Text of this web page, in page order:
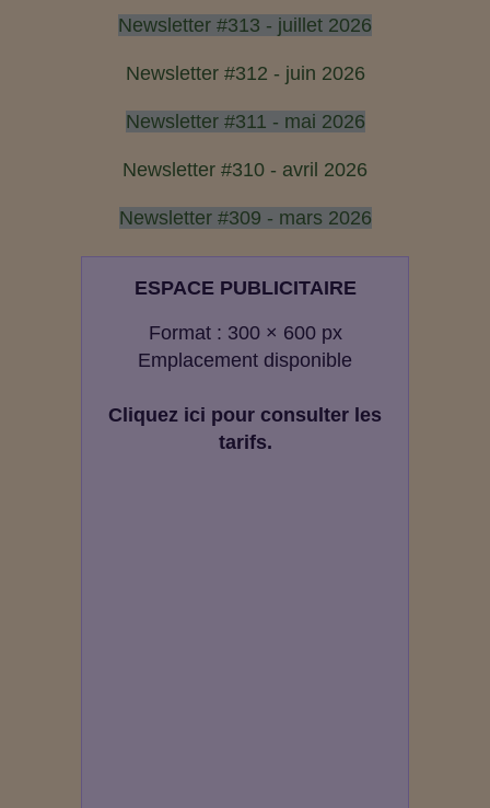
Newsletter #313 - juillet 2026
Newsletter #312 - juin 2026
Newsletter #311 - mai 2026
Newsletter #310 - avril 2026
Newsletter #309 - mars 2026
ESPACE PUBLICITAIRE
Format : 300 × 600 px
Emplacement disponible
Cliquez ici pour consulter les
tarifs.